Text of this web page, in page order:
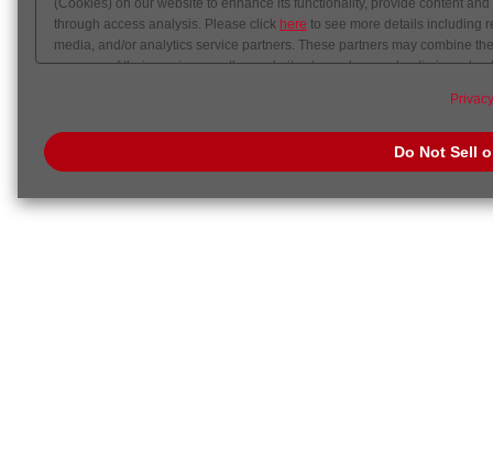
(Cookies) on our website to enhance its functionality, provide content
through access analysis. Please click here to see more details including
media, and/or analytics service partners. These partners may combine
your use of their services or other websites to analyze and optimize
Change your sell or share
Do Not Sell